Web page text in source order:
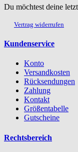
Du möchtest deine
Vertrag widerrufen
Kundenservice
Konto
Versandkosten
Rücksendungen
Zahlung
Kontakt
Größentabelle
Gutscheine
Rechtsbereich